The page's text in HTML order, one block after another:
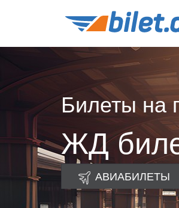
Билеты на
ЖД
АВИАБИЛЕТЫ